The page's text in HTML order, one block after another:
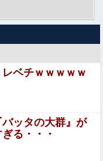
ンニングしてた科目
が笑われた
エチエチ投稿ｗｗｗ
ガシャポン」2026
でトラックと衝突し
レベチｗｗｗｗｗ
バッタの大群』が
る・・・